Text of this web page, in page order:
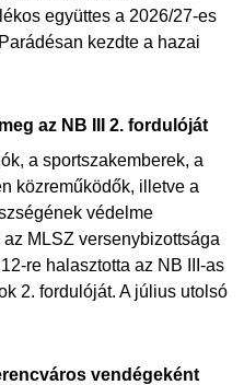
együttes a 2026/27-es
kezdte a hazai
az NB III 2. fordulóját
a sportszakemberek, a
közreműködők, illetve a
védelme
MLSZ versenybizottsága
re halasztotta az NB III-as
2. fordulóját. A július utolsó
vendégeként